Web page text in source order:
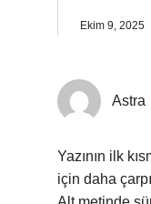
Ekim 9, 2025
Astra
Yazının ilk
için daha